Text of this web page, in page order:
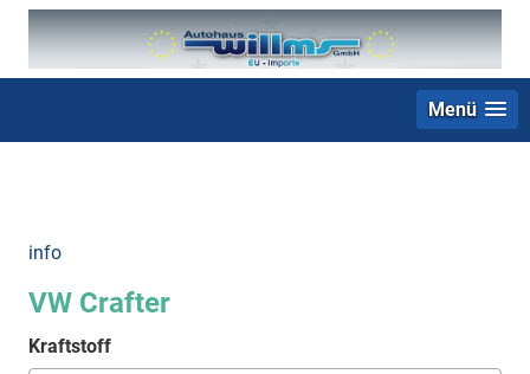
Menü
info
VW Crafter
Kraftstoff